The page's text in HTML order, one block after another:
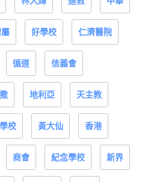
好學校 仁濟醫院
循道 信義會
地利亞 天主教
校 黃大仙 香港
商會 紀念學校 新界